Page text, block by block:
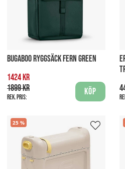
BUGABOO RYGGSÄCK FERN GREEN
1424 kr
1899 kr
Rek. pris:
Köp
25